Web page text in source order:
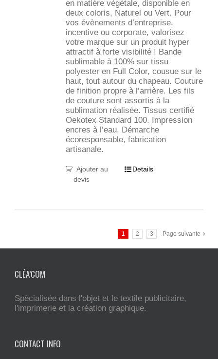
en matière végétale, disponible en
deux coloris, Naturel ou Vert. Pour
vos évènements d’entreprise,
incentive ou corporate, valorisez
votre marque sur un produit hyper
attractif à forte visibilité ! Bande
sublimable à 100% sur tissu
polyester en Full Color, cousue sur le
haut, tout autour du chapeau. Couture
de finition propre à l’arrière. Les fils
de couture sont assortis à la
sublimation réalisée. Tissus certifié
Oekotex Standard 100. Impression
encres à l’eau. Démarche
écoresponsable, fabrication
artisanale.
Ajouter au
devis
Details
1 2 3 Page suivante
CLÉA’COM
Spécialisée dans l'objet et le textile publicitaire,
l'imprimerie et la création graphique.
CONTACT INFO